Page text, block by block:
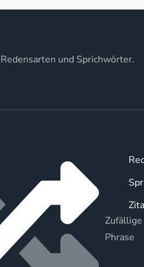
und Sprichwörter.
Zufällige
Phrase